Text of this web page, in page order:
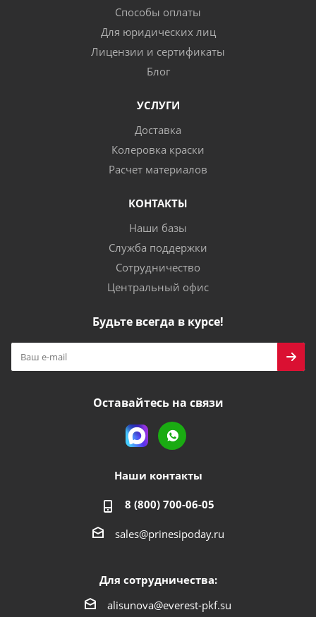
Способы оплаты
Для юридических лиц
Лицензии и сертификаты
Блог
УСЛУГИ
Доставка
Колеровка краски
Расчет материалов
КОНТАКТЫ
Наши базы
Служба поддержки
Сотрудничество
Центральный офис
Будьте всегда в курсе!
Оставайтесь на связи
Наши контакты
8 (800) 700-06-05
sales@prinesipoday.ru
Для сотрудничества:
alisunova@everest-pkf.su